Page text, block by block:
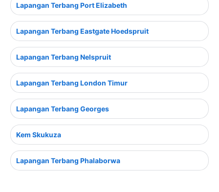
Lapangan Terbang Port Elizabeth
Lapangan Terbang Eastgate Hoedspruit
Lapangan Terbang Nelspruit
Lapangan Terbang London Timur
Lapangan Terbang Georges
Kem Skukuza
Lapangan Terbang Phalaborwa